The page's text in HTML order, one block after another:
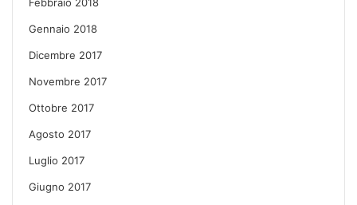
Gennaio 2018
Dicembre 2017
Novembre 2017
Ottobre 2017
Agosto 2017
Luglio 2017
Giugno 2017